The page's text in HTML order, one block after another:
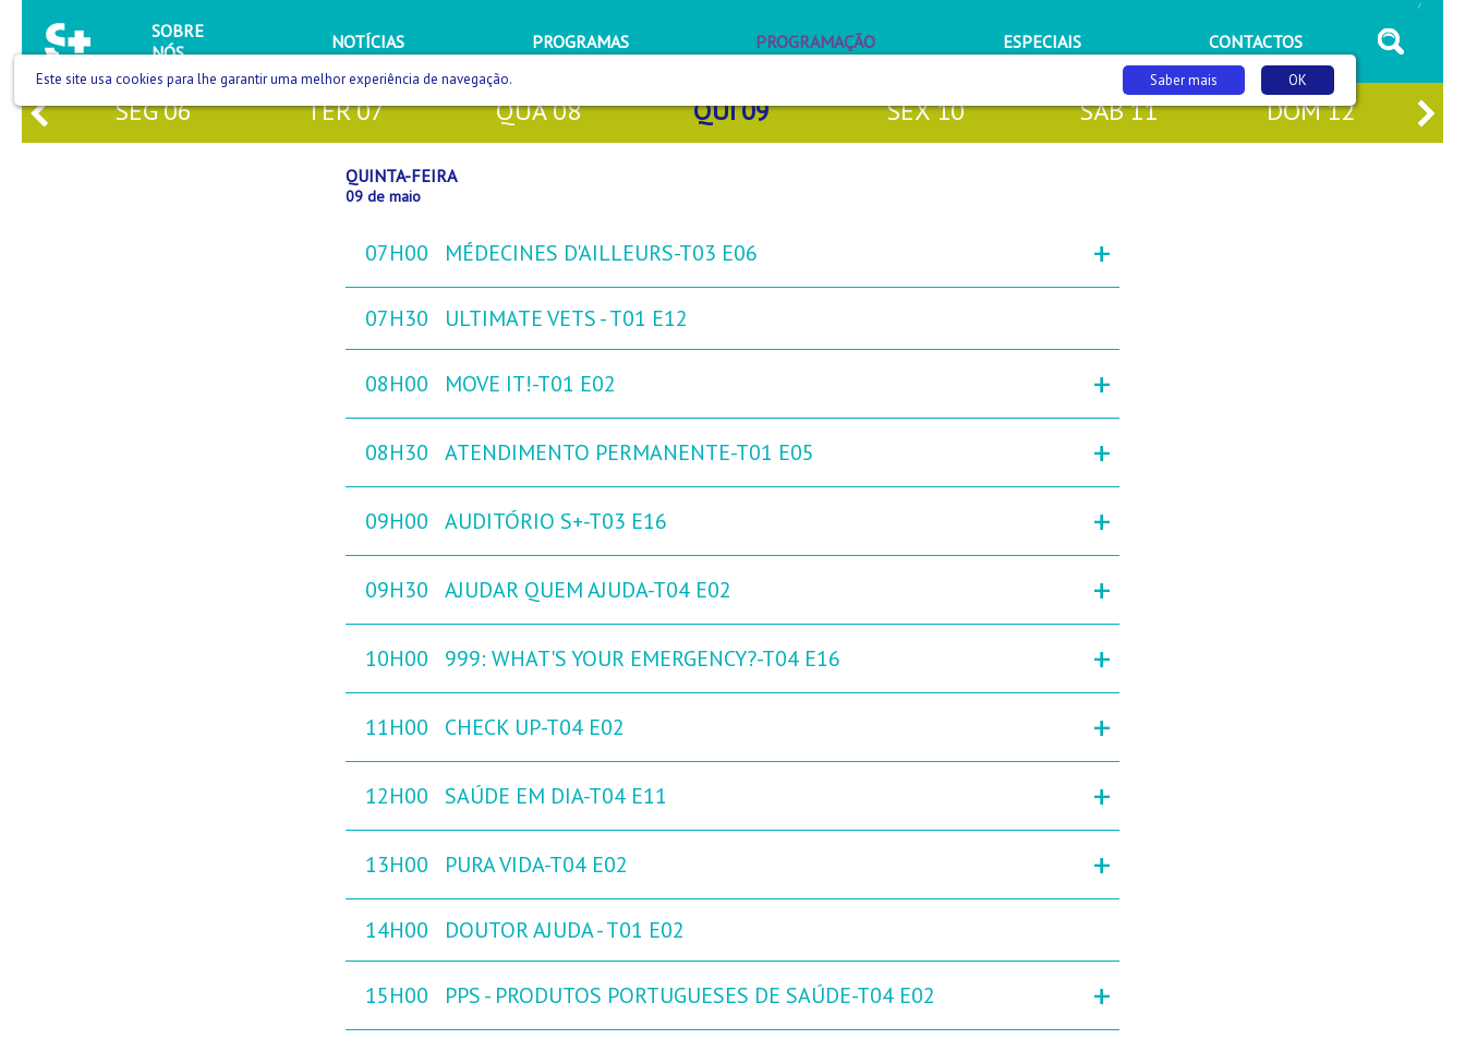
SOBRE
NÓS
NOTÍCIAS PROGRAMAS PROGRAMAÇÃO ESPECIAIS CONTACTOS
/
SEG06 TER07 QUA08 QUI09 SEX10 SÁB11 DOM12
QUINTA-FEIRA
09 de maio
07H00 MÉDECINES D'AILLEURS-T03 E06 +
07H30 ULTIMATE VETS - T01 E12
08H00 MOVE IT!-T01 E02 +
08H30 ATENDIMENTO PERMANENTE-T01 E05 +
09H00 AUDITÓRIO S+-T03 E16 +
09H30 AJUDAR QUEM AJUDA-T04 E02 +
10H00 999: WHAT'S YOUR EMERGENCY?-T04 E16 +
11H00 CHECK UP-T04 E02 +
12H00 SAÚDE EM DIA-T04 E11 +
13H00 PURA VIDA-T04 E02 +
14H00 DOUTOR AJUDA - T01 E02
15H00 PPS - PRODUTOS PORTUGUESES DE SAÚDE-T04 E02 +
Este site usa cookies para lhe garantir uma melhor experiência de navegação. OK
Saber mais